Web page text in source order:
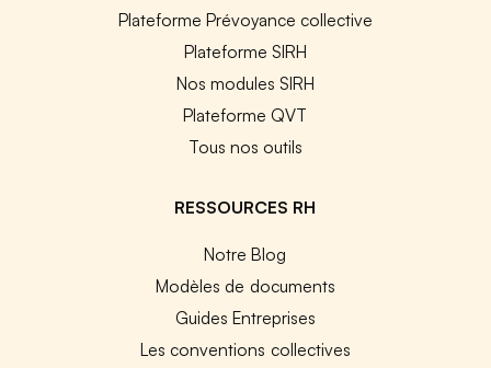
Plateforme Prévoyance collective
Plateforme SIRH
Nos modules SIRH
Plateforme QVT
Tous nos outils
RESSOURCES RH
Notre Blog
Modèles de documents
Guides Entreprises
Les conventions collectives